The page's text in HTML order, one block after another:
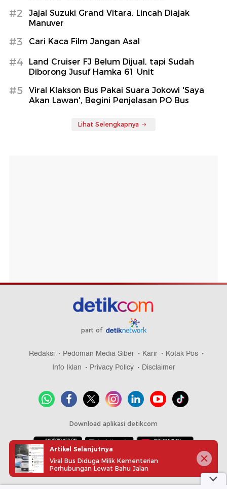
#2
Jajal Suzuki Grand Vitara, Lincah Diajak
Manuver
#3 Cari Kaca Film Jangan Asal
#4
Land Cruiser FJ Belum Dijual, tapi Sudah
Diborong Jusuf Hamka 61 Unit
#5
Viral Klakson Bus Pakai Suara Jokowi 'Saya
Akan Lawan', Begini Penjelasan PO Bus
Lihat Selengkapnya
part of
Redaksi Pedoman Media Siber Karir
Kotak Pos
Info Iklan
Privacy Policy Disclaimer
Download aplikasi detikcom
Copyright @ 2026 detikcom, All right reserved
Artikel Selanjutnya
Viral Bus Diduga Milik Kementerian
Perhubungan Lewat Bahu Jalan